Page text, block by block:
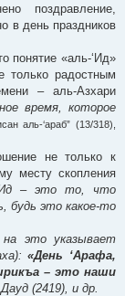
поздравление,
в день праздников
понятие «аль-‘Ид»
только радостным
– аль-Азхари
время, которое
аль-‘араб” (13/318),
не только к
месту скопления
‘Ид – это то, что
будь это какое-то
это указывает
«День ‘Арафа,
– это наши
(2419), и др.